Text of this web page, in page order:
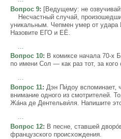
Вопрос 9: [Ведущему: не
Несчастный случай,
уникальным. Чепмен умер от
Назовите ЕГО и ЕЁ.
Вопрос 10: В комиксе начала 70-х
по имени Сол — как раз тот, за
...
Вопрос 11: Дэн Пи́доу вспоминает,
внимание одного из смотрителей.
Жа́на де Дентельви́ля. Напишите
...
Вопрос 12: В песне, ставшей
французского происхождения.